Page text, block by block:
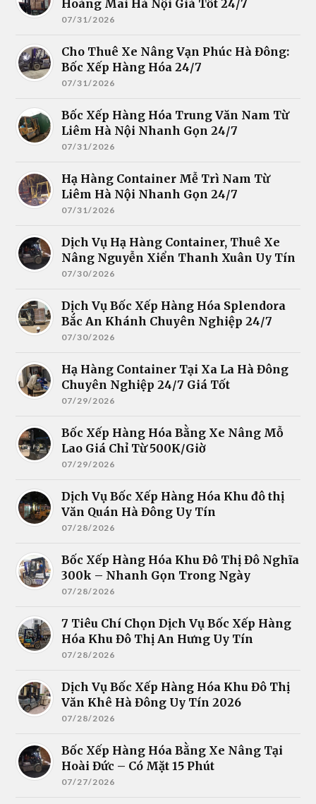
Hoàng Mai Hà Nội Giá Tốt 24/7
07/31/2026
Cho Thuê Xe Nâng Vạn Phúc Hà Đông:
Bốc Xếp Hàng Hóa 24/7
07/31/2026
Bốc Xếp Hàng Hóa Trung Văn Nam Từ
Liêm Hà Nội Nhanh Gọn 24/7
07/31/2026
Hạ Hàng Container Mễ Trì Nam Từ
Liêm Hà Nội Nhanh Gọn 24/7
07/31/2026
Dịch Vụ Hạ Hàng Container, Thuê Xe
Nâng Nguyễn Xiển Thanh Xuân Uy Tín
07/30/2026
Dịch Vụ Bốc Xếp Hàng Hóa Splendora
Bắc An Khánh Chuyên Nghiệp 24/7
07/30/2026
Hạ Hàng Container Tại Xa La Hà Đông
Chuyên Nghiệp 24/7 Giá Tốt
07/29/2026
Bốc Xếp Hàng Hóa Bằng Xe Nâng Mỗ
Lao Giá Chỉ Từ 500K/Giờ
07/29/2026
Dịch Vụ Bốc Xếp Hàng Hóa Khu đô thị
Văn Quán Hà Đông Uy Tín
07/28/2026
Bốc Xếp Hàng Hóa Khu Đô Thị Đô Nghĩa
300k – Nhanh Gọn Trong Ngày
07/28/2026
7 Tiêu Chí Chọn Dịch Vụ Bốc Xếp Hàng
Hóa Khu Đô Thị An Hưng Uy Tín
07/28/2026
Dịch Vụ Bốc Xếp Hàng Hóa Khu Đô Thị
Văn Khê Hà Đông Uy Tín 2026
07/28/2026
Bốc Xếp Hàng Hóa Bằng Xe Nâng Tại
Hoài Đức – Có Mặt 15 Phút
07/27/2026